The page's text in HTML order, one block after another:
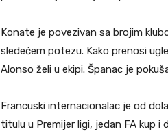
Konate je povezivan sa brojim
sledećem potezu. Kako prenosi
Alonso želi u ekipi. Španac je
Francuski internacionalac je od
titulu u Premijer ligi, jedan FA kup i